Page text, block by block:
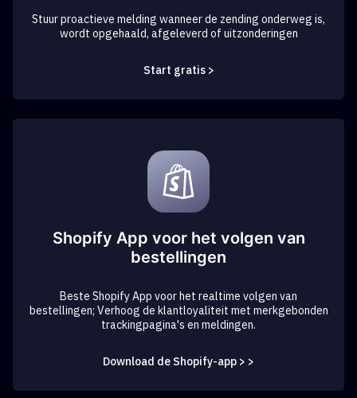
Stuur proactieve melding wanneer de zending onderweg is,
wordt opgehaald, afgeleverd of uitzonderingen
Start gratis >
Shopify App voor het volgen van
bestellingen
Beste Shopify App voor het realtime volgen van
bestellingen; Verhoog de klantloyaliteit met merkgebonden
trackingpagina's en meldingen.
Download de Shopify-app > >